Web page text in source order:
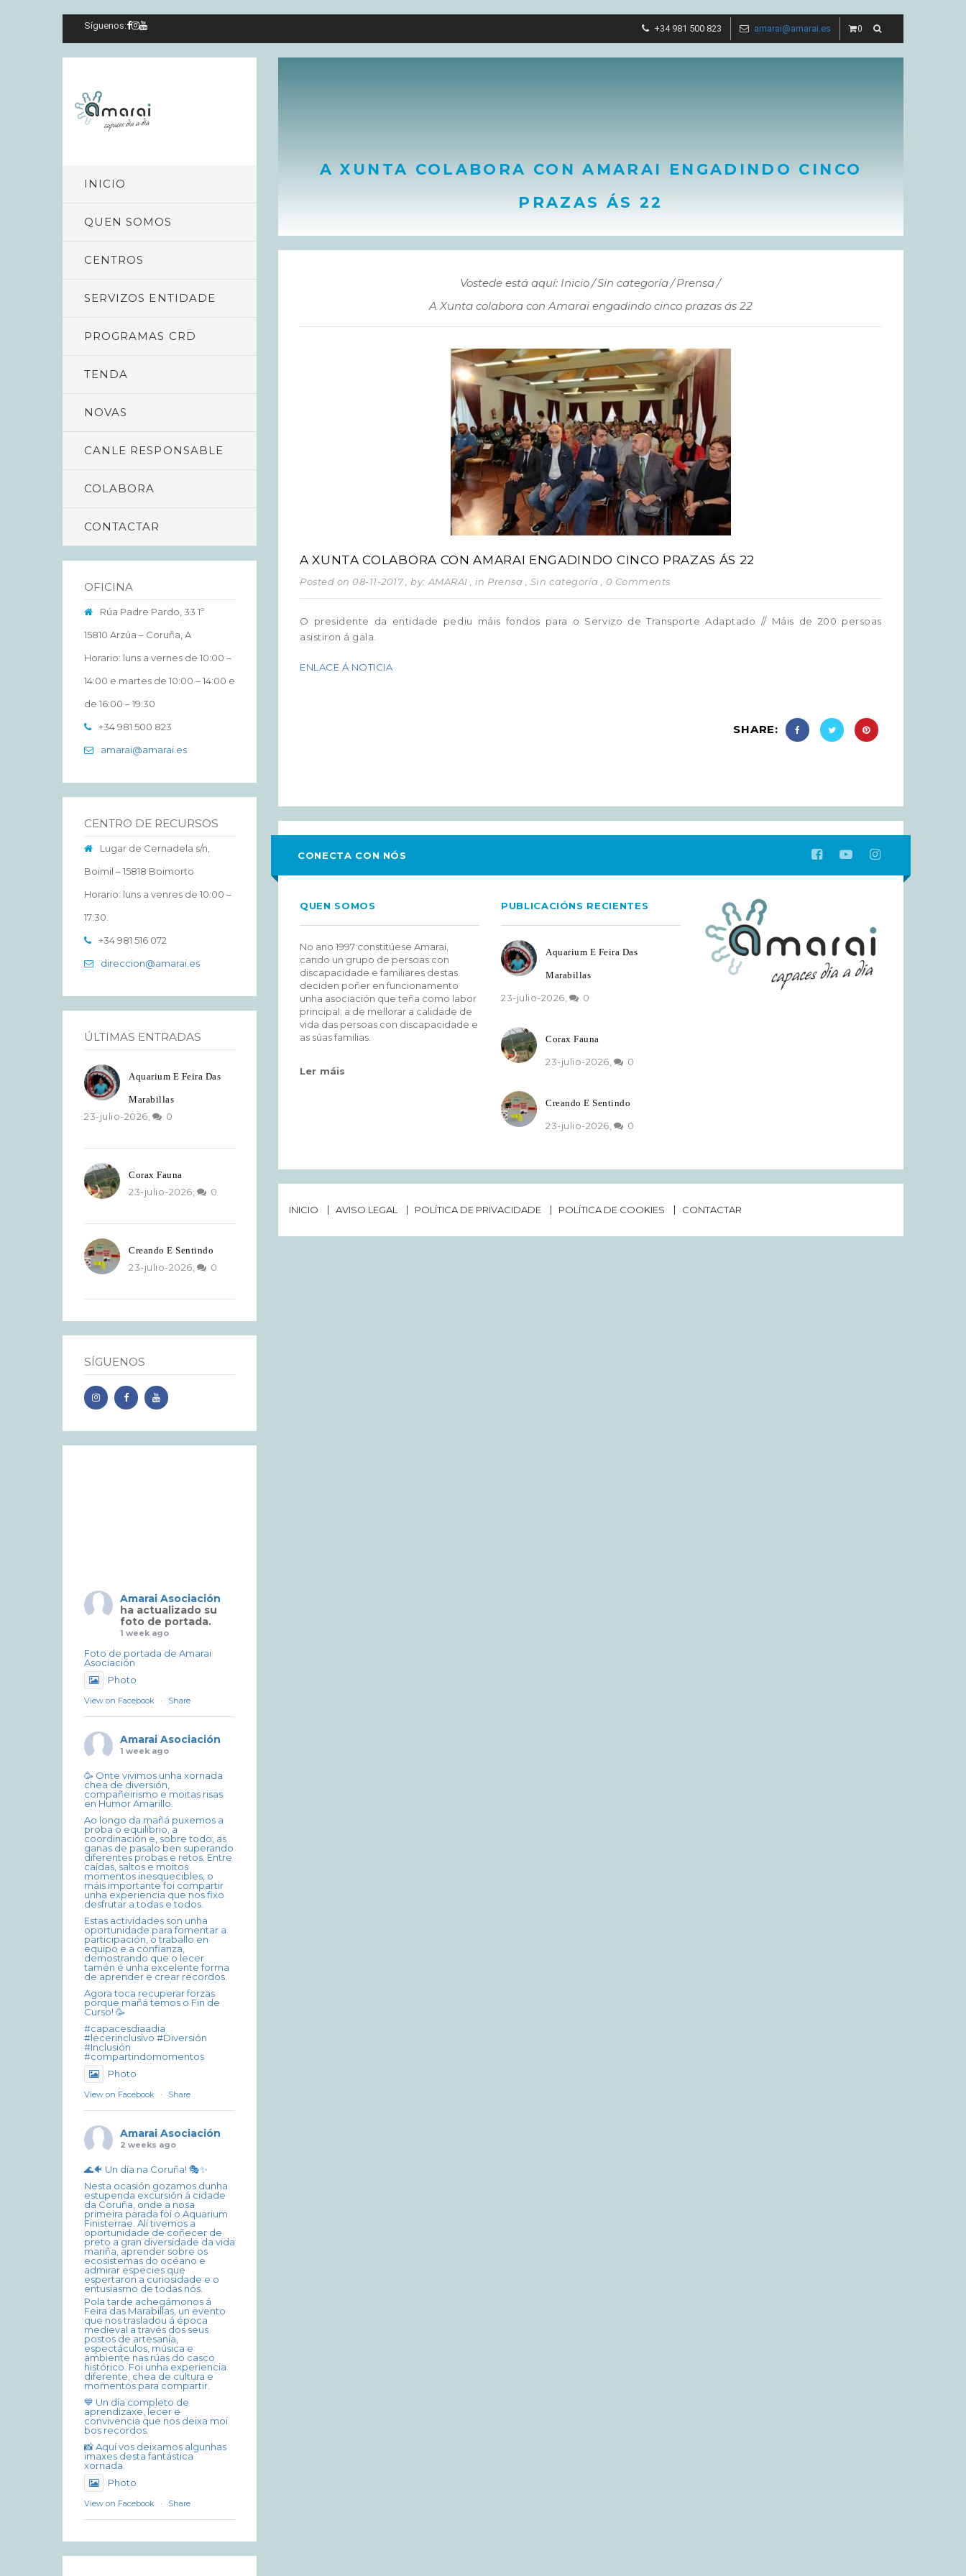
Síguenos: +34 981 500 823 amarai@amarai.es 0
INICIO
QUEN SOMOS
CENTROS
SERVIZOS ENTIDADE
PROGRAMAS CRD
TENDA
NOVAS
CANLE RESPONSABLE
COLABORA
CONTACTAR
OFICINA
Rúa Padre Pardo, 33 1º
15810 Arzúa – Coruña, A
Horario: luns a vernes de 10:00 –
14:00 e martes de 10:00 – 14:00 e
de 16:00 – 19:30
+34 981 500 823
amarai@amarai.es
CENTRO DE RECURSOS
Lugar de Cernadela s/n,
Boimil – 15818 Boimorto
Horario: luns a venres de 10:00 –
17:30.
+34 981 516 072
direccion@amarai.es
ÚLTIMAS ENTRADAS
Aquarium E Feira Das
Marabillas
23-julio-2026, 0
Corax Fauna
23-julio-2026, 0
Creando E Sentindo
23-julio-2026, 0
SÍGUENOS
Amarai Asociación
ha actualizado su
foto de portada.
1 week ago
Foto de portada de Amarai
Asociación
Photo
View on Facebook · Share
Amarai Asociación
1 week ago
🥳 Onte vivimos unha xornada
chea de diversión,
compañeirismo e moitas risas
en Humor Amarillo.
Ao longo da mañá puxemos a
proba o equilibrio, a
coordinación e, sobre todo, as
ganas de pasalo ben superando
diferentes probas e retos. Entre
caídas, saltos e moitos
momentos inesquecibles, o
máis importante foi compartir
unha experiencia que nos fixo
desfrutar a todas e todos.
Estas actividades son unha
oportunidade para fomentar a
participación, o traballo en
equipo e a confianza,
demostrando que o lecer
tamén é unha excelente forma
de aprender e crear recordos.
Agora toca recuperar forzas
porque mañá temos o Fin de
Curso! 🥳
#capacesdiaadia
#lecerinclusivo #Diversión
#Inclusión
#compartindomomentos
Photo
View on Facebook · Share
Amarai Asociación
2 weeks ago
🌊🐠 Un día na Coruña! 🎭✨
Nesta ocasión gozamos dunha
estupenda excursión á cidade
da Coruña, onde a nosa
primeira parada foi o Aquarium
Finisterrae. Alí tivemos a
oportunidade de coñecer de
preto a gran diversidade da vida
mariña, aprender sobre os
ecosistemas do océano e
admirar especies que
espertaron a curiosidade e o
entusiasmo de todas nós.
Pola tarde achegámonos á
Feira das Marabillas, un evento
que nos trasladou á época
medieval a través dos seus
postos de artesanía,
espectáculos, música e
ambiente nas rúas do casco
histórico. Foi unha experiencia
diferente, chea de cultura e
momentos para compartir.
💙 Un día completo de
aprendizaxe, lecer e
convivencia que nos deixa moi
bos recordos.
📸 Aquí vos deixamos algunhas
imaxes desta fantástica
xornada.
Photo
View on Facebook · Share
A XUNTA COLABORA CON AMARAI ENGADINDO CINCO
PRAZAS ÁS 22
Vostede está aquí: Inicio Sin categoría
Prensa
A Xunta colabora con Amarai engadindo cinco prazas ás 22
A XUNTA COLABORA CON AMARAI ENGADINDO CINCO PRAZAS ÁS 22
Posted on 08-11-2017 , by: AMARAI , in Prensa Sin categoría , 0 Comments
O presidente da entidade pediu máis fondos para o Servizo de Transporte Adaptado // Máis de 200 persoas
asistiron á gala.
ENLACE Á NOTICIA
SHARE:
CONECTA CON NÓS
QUEN SOMOS
No ano 1997 constitúese Amarai,
cando un grupo de persoas con
discapacidade e familiares destas
deciden poñer en funcionamento
unha asociación que teña como labor
principal; a de mellorar a calidade de
vida das persoas con discapacidade e
as súas familias.
Ler máis
PUBLICACIÓNS RECIENTES
Aquarium E Feira Das
Marabillas
23-julio-2026, 0
Corax Fauna
23-julio-2026, 0
Creando E Sentindo
23-julio-2026, 0
INICIO AVISO LEGAL POLÍTICA DE PRIVACIDADE POLÍTICA DE COOKIES CONTACTAR